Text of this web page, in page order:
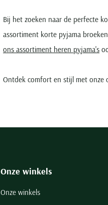
Bij het zoeken naar de perfecte
assortiment korte pyjama
ons assortiment heren pyjama's
Ontdek comfort en stijl met onze
Onze winkels
Onze winkels